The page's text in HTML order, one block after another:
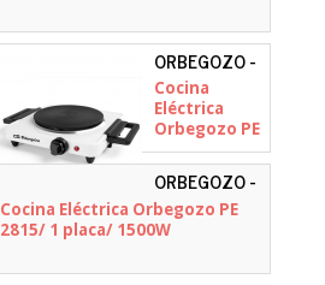
ORBEGOZO -
17636 OR
Cocina
Eléctrica
Orbegozo PE
2715/ 1
placa/ 1500W
ORBEGOZO -
17730 OR
Cocina Eléctrica Orbegozo PE
2815/ 1 placa/ 1500W